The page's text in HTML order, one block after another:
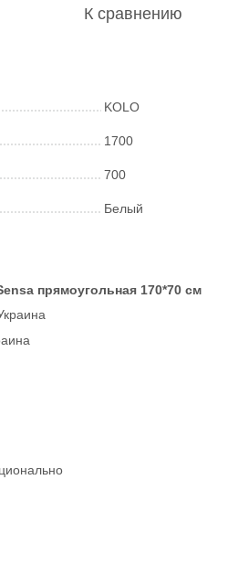
К сравнению
KOLO
1700
700
Белый
прямоугольная 170*70 см